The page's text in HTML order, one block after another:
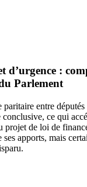
d’urgence :
Parlement
entre députés
conclusive, ce qui
projet de loi de
apports, mais